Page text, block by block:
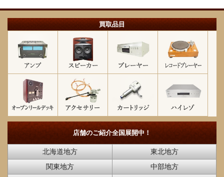
買取品目
店舗のご紹介全国展開中！
北海道地方
東北地方
関東地方
中部地方